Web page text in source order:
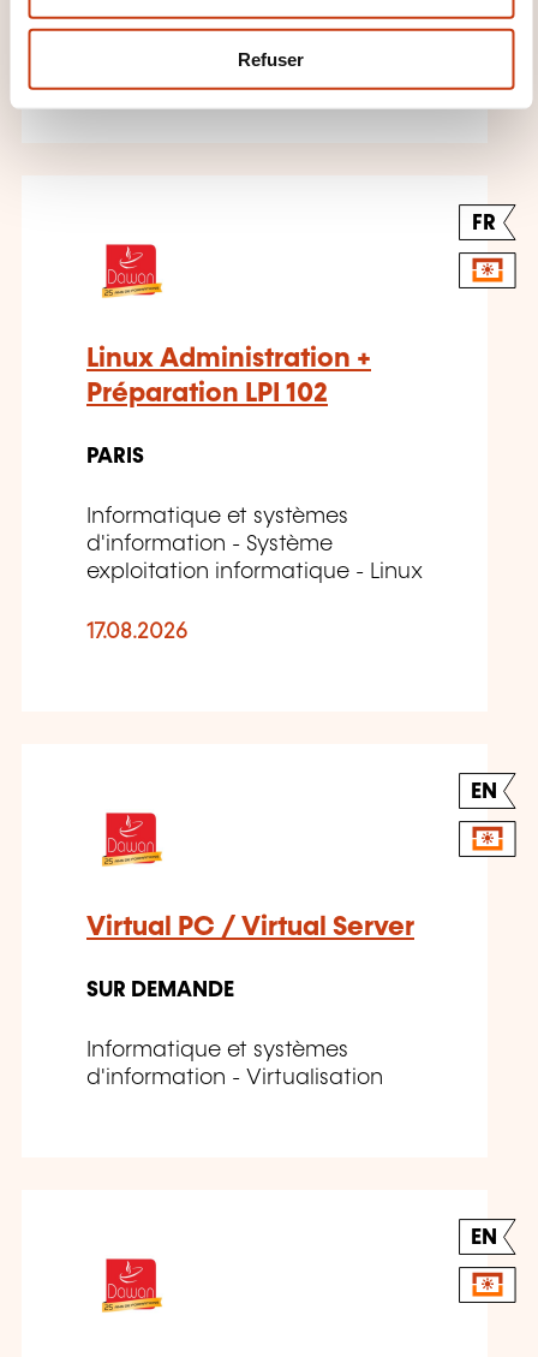
n
Refuser
FR
Linux Administration +
Préparation LPI 102
PARIS
Informatique et systèmes
d'information - Système
exploitation informatique - Linux
17.08.2026
EN
Virtual PC / Virtual Server
SUR DEMANDE
Informatique et systèmes
d'information - Virtualisation
EN